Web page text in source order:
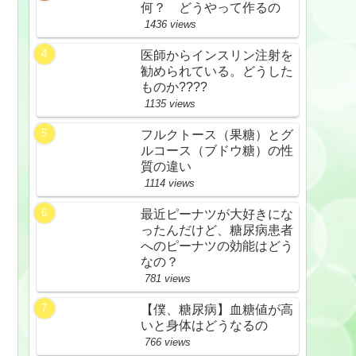
何？ どうやって作るの
1436 views
医師からインスリン注射を
勧められている。どうした
ものか????
1135 views
フルクトース（果糖）とグ
ルコース（ブドウ糖）の性
質の違い
1114 views
最近ピーナツが大好きにな
ったんだけど、糖尿病患者
へのピーナツの効能はどう
なの？
781 views
【僕、糖尿病】血糖値が高
いと身体はどうなるの
766 views